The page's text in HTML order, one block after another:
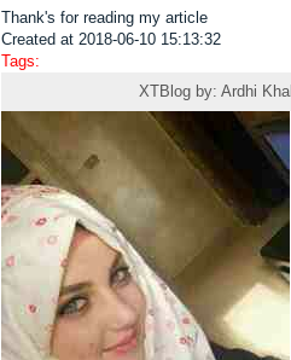
Thank's for reading my article
Created at 2018-06-10 15:13:32
Tags:
XTBlog by: Ardhi